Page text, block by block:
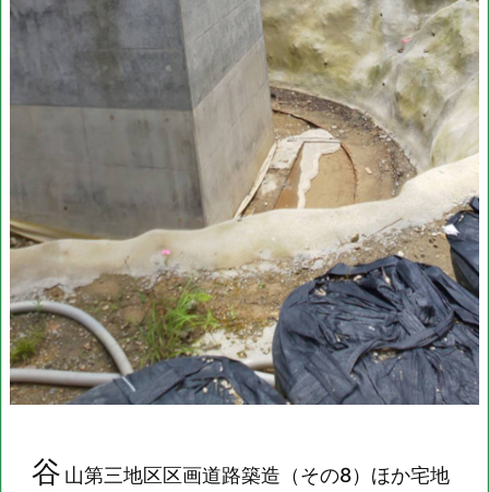
谷 山第三地区区画道路築造（その8）ほか宅地